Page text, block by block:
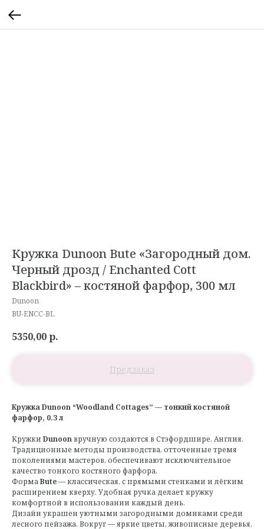
Кружка Dunoon Bute «Загородный дом.
Черный дрозд / Enchanted Cott
Blackbird» – костяной фарфор, 300 мл
Dunoon
BU-ENCC-BL
5350,00р.
Кружка Dunoon “Woodland Cottages” — тонкий костяной
фарфор, 0.3 л
Кружки Dunoon вручную создаются в Стэфордшире, Англия.
Традиционные методы производства, отточенные тремя
поколениями мастеров, обеспечивают исключительное
качество тонкого костяного фарфора.
ФормаBute— классическая, с прямыми стенками и лёгким
расширением кверху. Удобная ручка делает кружку
комфортной в использовании каждый день.
Дизайн украшен уютными загородными домиками среди
лесного пейзажа. Вокруг — яркие цветы, живописные деревья,